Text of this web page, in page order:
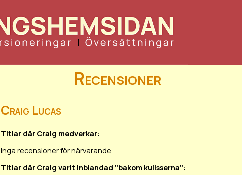
Recensioner
Craig Lucas
Titlar där Craig medverkar:
Inga recensioner för närvarande.
Titlar där Craig varit inblandad "bakom kulisserna":